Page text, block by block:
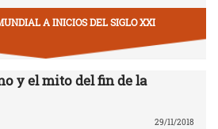
A INICIOS DEL SIGLO XXI
y el mito del fin de la
29/11/2018